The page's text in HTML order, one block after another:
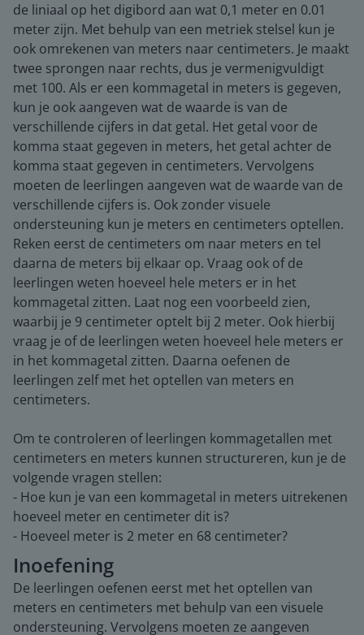
de liniaal op het digibord aan wat 0,1 meter en 0.01
meter zijn. Met behulp van een metriek stelsel kun je
ook omrekenen van meters naar centimeters. Je maakt
twee sprongen naar rechts, dus je vermenigvuldigt
met 100. Als er een kommagetal in meters is gegeven,
kun je ook aangeven wat de waarde is van de
verschillende cijfers in dat getal. Het getal voor de
komma staat gegeven in meters, het getal achter de
komma staat gegeven in centimeters. Vervolgens
moeten de leerlingen aangeven wat de waarde van de
verschillende cijfers is. Ook zonder visuele
ondersteuning kun je meters en centimeters optellen.
Reken eerst de centimeters om naar meters en tel
daarna de meters bij elkaar op. Vraag ook of de
leerlingen weten hoeveel hele meters er in het
kommagetal zitten. Laat nog een voorbeeld zien,
waarbij je 9 centimeter optelt bij 2 meter. Ook hierbij
vraag je of de leerlingen weten hoeveel hele meters er
in het kommagetal zitten. Daarna oefenen de
leerlingen zelf met het optellen van meters en
centimeters.
Om te controleren of leerlingen kommagetallen met
centimeters en meters kunnen structureren, kun je de
volgende vragen stellen:
- Hoe kun je van een kommagetal in meters uitrekenen
hoeveel meter en centimeter dit is?
- Hoeveel meter is 2 meter en 68 centimeter?
Inoefening
De leerlingen oefenen eerst met het optellen van
meters en centimeters met behulp van een visuele
ondersteuning. Vervolgens moeten ze aangeven